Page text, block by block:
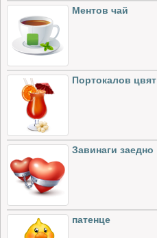
Ментов чай
Портокалов цвят
Завинаги заедно
патенце